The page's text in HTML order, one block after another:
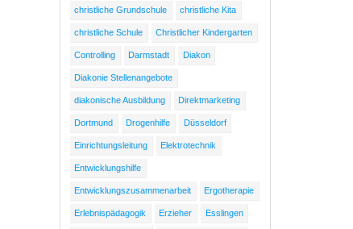
christliche Grundschule christliche Kita
christliche Schule Christlicher Kindergarten
Controlling Darmstadt Diakon
Diakonie Stellenangebote
diakonische Ausbildung Direktmarketing
Dortmund Drogenhilfe Düsseldorf
Einrichtungsleitung Elektrotechnik
Entwicklungshilfe
Entwicklungszusammenarbeit Ergotherapie
Erlebnispädagogik Erzieher Esslingen